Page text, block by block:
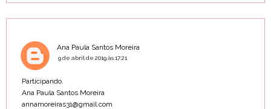
Ana Paula Santos Moreira
9 de abril de 2019 às 17:21
Participando.
Ana Paula Santos Moreira
annamoreiras31@gmail.com